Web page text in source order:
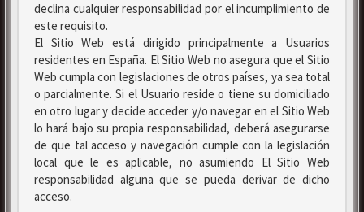
declina cualquier responsabilidad por el incumplimiento de
este requisito.
El Sitio Web está dirigido principalmente a Usuarios
residentes en España. El Sitio Web no asegura que el Sitio
Web cumpla con legislaciones de otros países, ya sea total
o parcialmente. Si el Usuario reside o tiene su domiciliado
en otro lugar y decide acceder y/o navegar en el Sitio Web
lo hará bajo su propia responsabilidad, deberá asegurarse
de que tal acceso y navegación cumple con la legislación
local que le es aplicable, no asumiendo El Sitio Web
responsabilidad alguna que se pueda derivar de dicho
acceso.